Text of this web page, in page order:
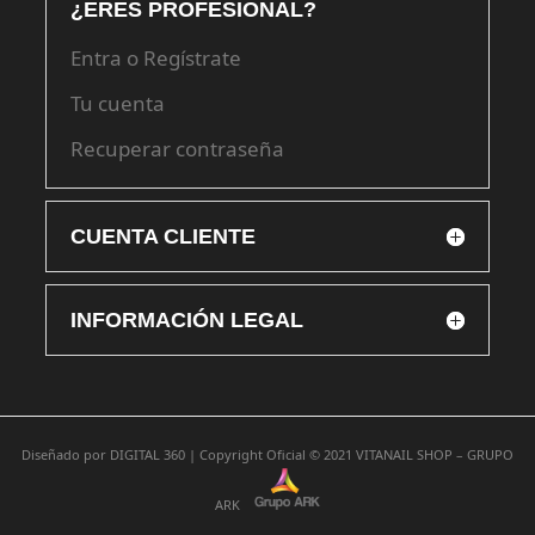
¿ERES PROFESIONAL?
Entra o Regístrate
Tu cuenta
Recuperar contraseña
CUENTA CLIENTE
INFORMACIÓN LEGAL
Diseñado por DIGITAL 360 | Copyright Oficial © 2021 VITANAIL SHOP – GRUPO
ARK